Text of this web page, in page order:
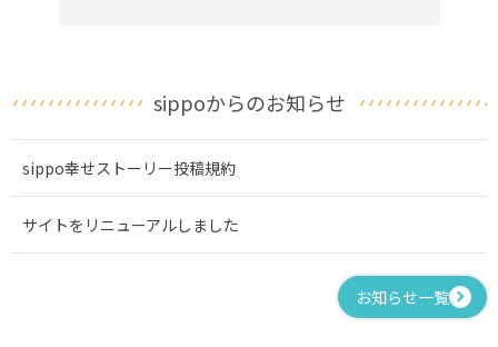
sippoからのお知らせ
sippo幸せストーリー投稿規約
サイトをリニューアルしました
お知らせ一覧